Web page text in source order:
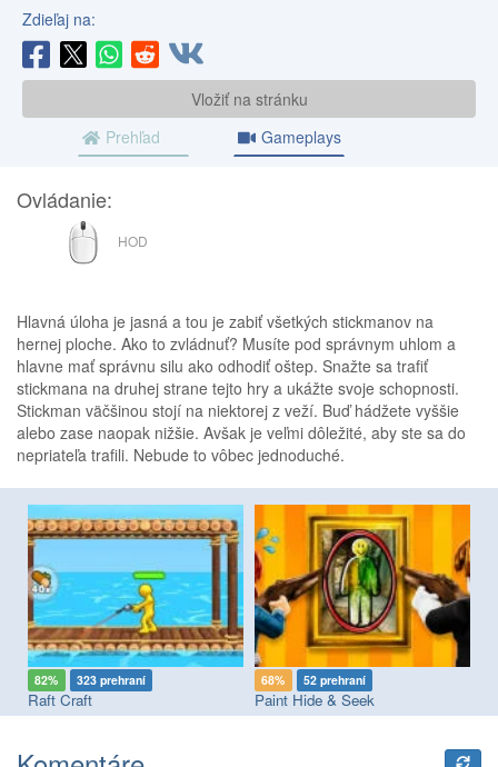
Zdieľaj na:
Vložiť na stránku
Prehľad
Gameplays
Ovládanie:
MYŠ
HOD
Hlavná úloha je jasná a tou je zabiť všetkých stickmanov na
hernej ploche. Ako to zvládnuť? Musíte pod správnym uhlom a
hlavne mať správnu silu ako odhodiť oštep. Snažte sa trafiť
stickmana na druhej strane tejto hry a ukážte svoje schopnosti.
Stickman väčšinou stojí na niektorej z veží. Buď hádžete vyššie
alebo zase naopak nižšie. Avšak je veľmi dôležité, aby ste sa do
nepriateľa trafili. Nebude to vôbec jednoduché.
82% 323 prehraní
Raft Craft
68% 52 prehraní
Paint Hide & Seek